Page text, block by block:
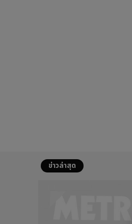
ข่าวล่าสุด